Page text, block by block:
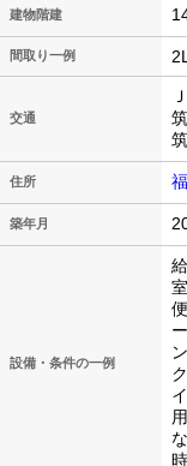
建物階建
間取り一例
交通
住所
築年月
設備・条件の一例